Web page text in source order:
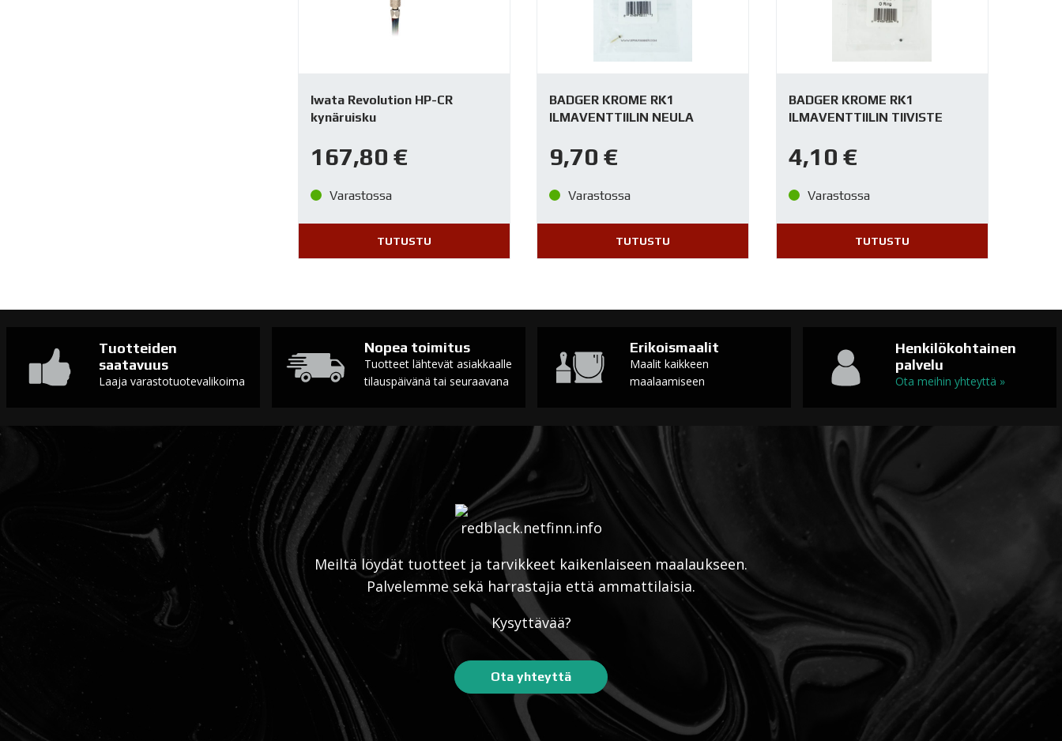
Iwata Revolution HP-CR
kynäruisku
167,80 €
Varastossa
TUTUSTU
BADGER KROME RK1
ILMAVENTTIILIN NEULA
9,70€
Varastossa
TUTUSTU
BADGER KROME RK1
ILMAVENTTIILIN TIIVISTE
4,10 €
Varastossa
TUTUSTU
Tuotteiden
saatavuus
Laaja varastotuotevalikoima
Nopea toimitus
Tuotteet lähtevät asiakkaalle
tilauspäivänä tai seuraavana
Erikoismaalit
Maalit kaikkeen
maalaamiseen
Henkilökohtainen
palvelu
Ota meihin yhteyttä »
Meiltä löydät tuotteet ja tarvikkeet kaikenlaiseen maalaukseen.
Palvelemme sekä harrastajia että ammattilaisia.
Kysyttävää?
Ota yhteyttä